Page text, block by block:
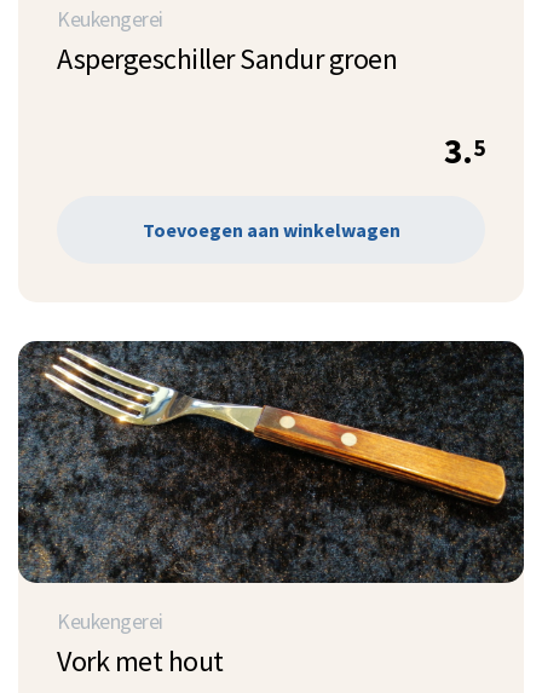
Keukengerei
Aspergeschiller Sandur groen
3.5
Toevoegen aan winkelwagen
Keukengerei
Vork met hout